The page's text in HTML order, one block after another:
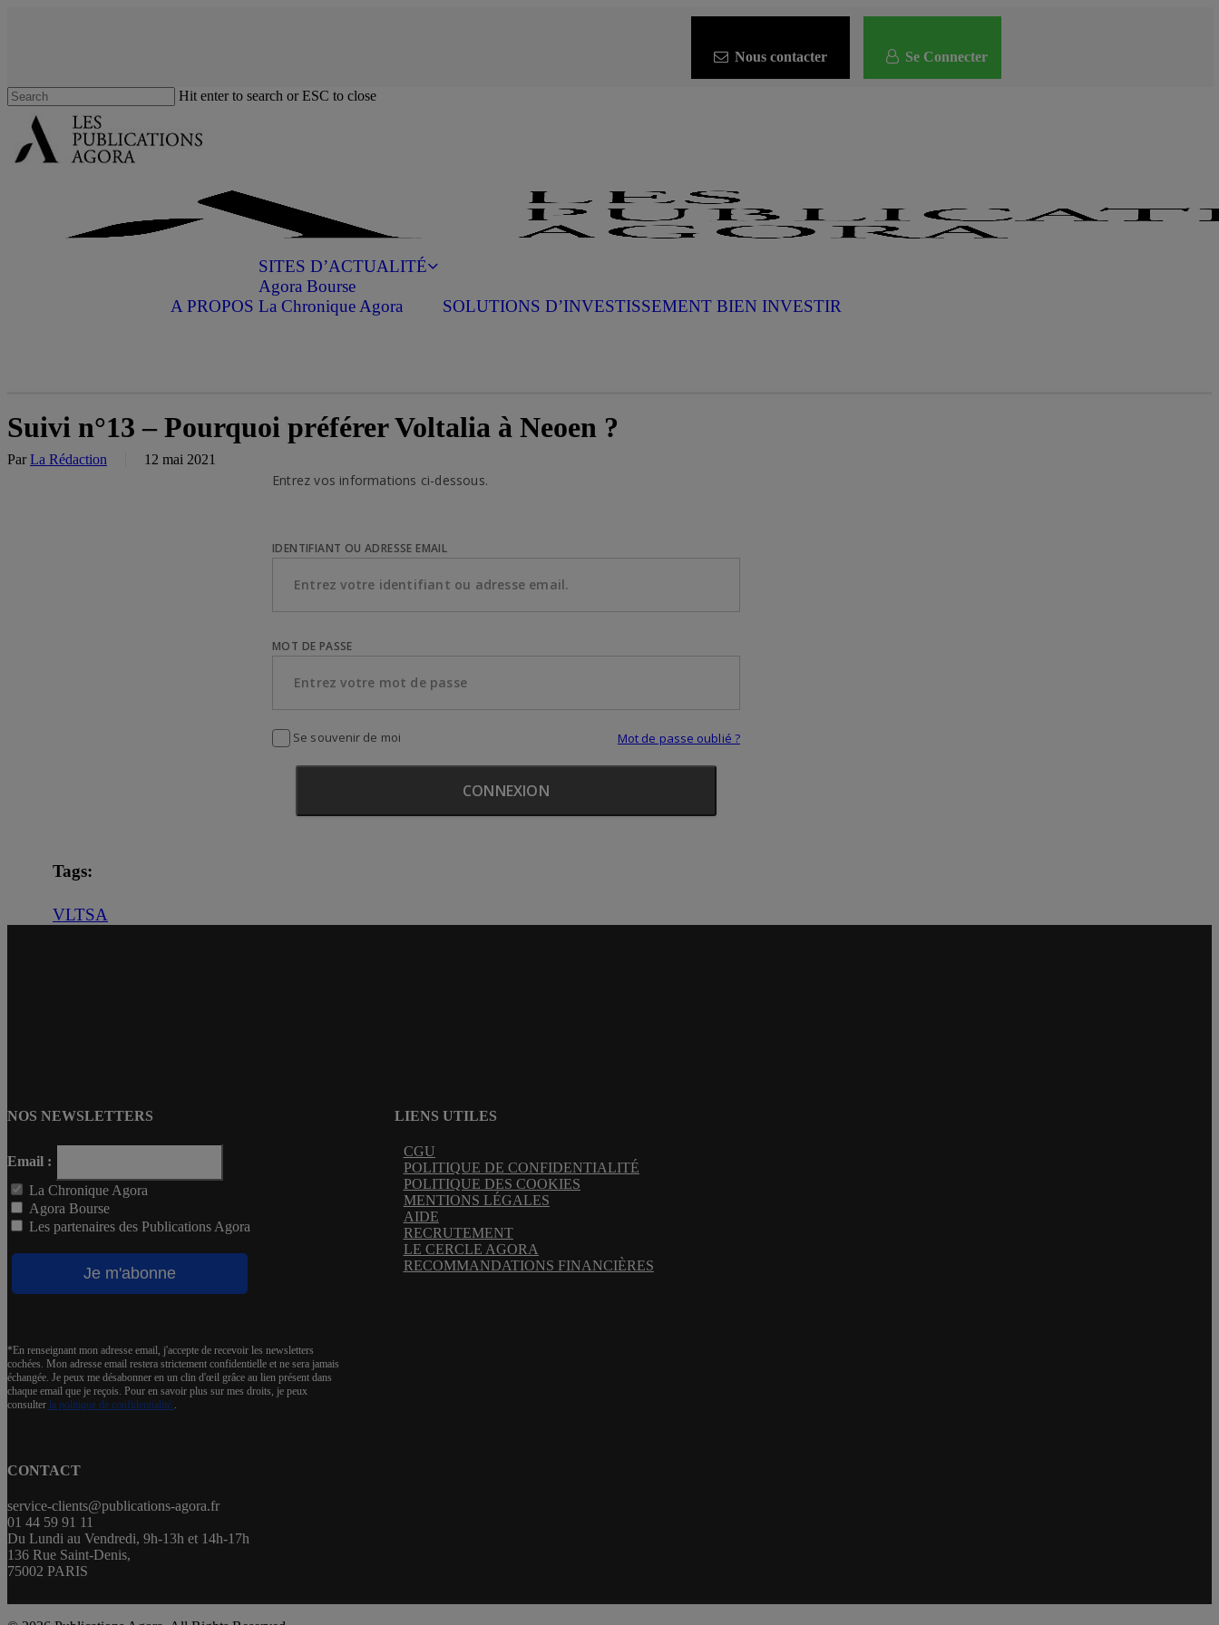
Nous contacter Se Connecter
Hit enter to search or ESC to close
Close
Search
A PROPOS
SITES D’ACTUALITÉ
Agora Bourse
La Chronique Agora
SOLUTIONS D’INVESTISSEMENT BIEN INVESTIR
Suivi n°13 – Pourquoi préférer Voltalia à Neoen ?
Par La Rédaction 12 mai 2021
Entrez vos informations ci-dessous.
IDENTIFIANT OU ADRESSE EMAIL
MOT DE PASSE
Se souvenir de moi Mot de passe oublié ?
Tags:
VLTSA
NOS NEWSLETTERS
Email :
La Chronique Agora
Agora Bourse
Les partenaires des Publications Agora
*En renseignant mon adresse email, j'accepte de recevoir les newsletters
cochées. Mon adresse email restera strictement confidentielle et ne sera jamais
échangée. Je peux me désabonner en un clin d'œil grâce au lien présent dans
chaque email que je reçois. Pour en savoir plus sur mes droits, je peux
consulter la politique de confidentialité.
LIENS UTILES
CGU
POLITIQUE DE CONFIDENTIALITÉ
POLITIQUE DES COOKIES
MENTIONS LÉGALES
AIDE
RECRUTEMENT
LE CERCLE AGORA
RECOMMANDATIONS FINANCIÈRES
CONTACT
service-clients@publications-agora.fr
01 44 59 91 11
Du Lundi au Vendredi, 9h-13h et 14h-17h
136 Rue Saint-Denis,
75002 PARIS